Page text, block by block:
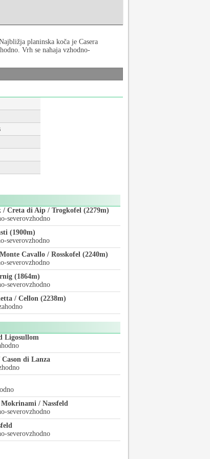
planinska koča je Casera
Vrh se nahaja vzhodno-
Creta di Aip / Trogkofel (2279m)
severovzhodno
(1900m)
severovzhodno
Cavallo / Rosskofel (2240m)
severovzhodno
(1864m)
severovzhodno
/ Cellon (2238m)
Ligosullom
di Lanza
/ Nassfeld
severovzhodno
severovzhodno